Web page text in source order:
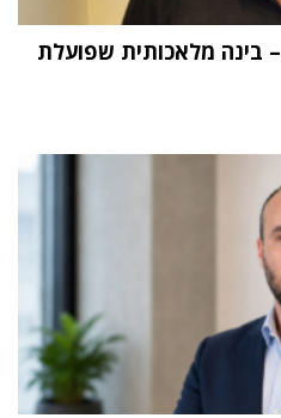
"העתיד הוא Physical AI – בינה מלאכותית שפועלת